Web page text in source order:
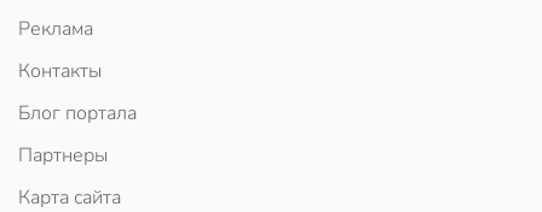
Реклама
Контакты
Блог портала
Партнеры
Карта сайта